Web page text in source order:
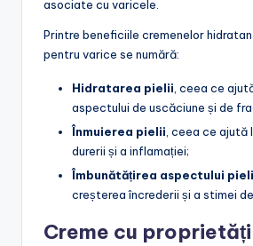
asociate cu varicele.
Printre beneficiile cremenelor
pentru varice se numără:
Hidratarea pielii , ceea ce
aspectului de uscăciune și de
Înmuierea pielii , ceea ce ajută
durerii și a inflamației;
Îmbunătățirea aspectului
creșterea încrederii și a stimei de
Creme cu proprietăți